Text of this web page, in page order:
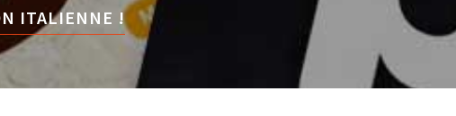
ITALIENNE !